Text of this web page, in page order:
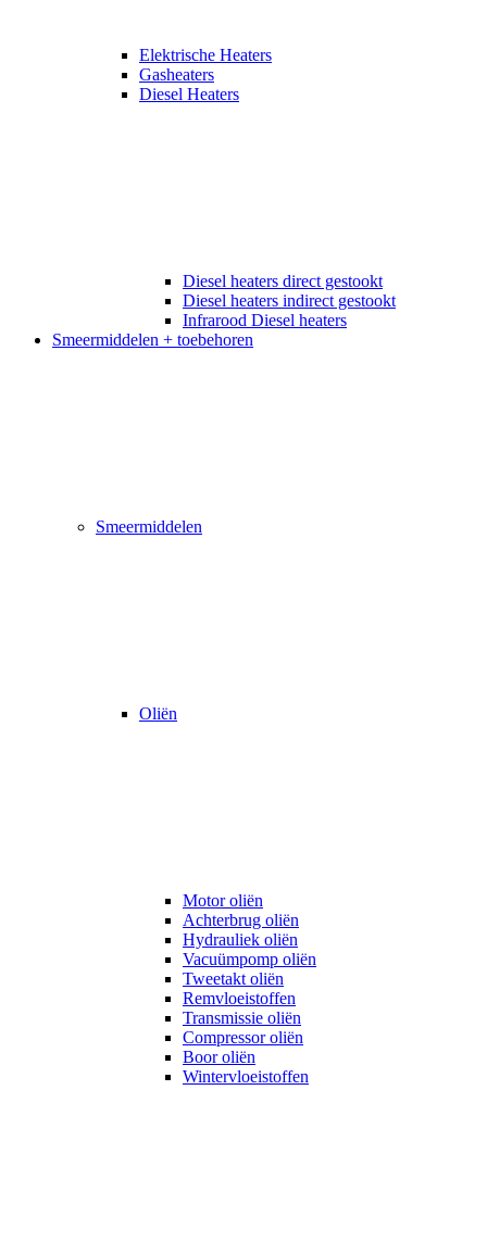
Elektrische Heaters
Gasheaters
Diesel Heaters
Diesel heaters direct gestookt
Diesel heaters indirect gestookt
Infrarood Diesel heaters
Smeermiddelen + toebehoren
Smeermiddelen
Oliën
Motor oliën
Achterbrug oliën
Hydrauliek oliën
Vacuümpomp oliën
Tweetakt oliën
Remvloeistoffen
Transmissie oliën
Compressor oliën
Boor oliën
Wintervloeistoffen